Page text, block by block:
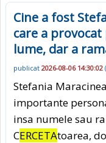
Cine a fost
care a
lume, dar a
publicat 2026-08-06 14:30:02 (
Stefania
importante
insa numele sau
CERCETAtoarea,